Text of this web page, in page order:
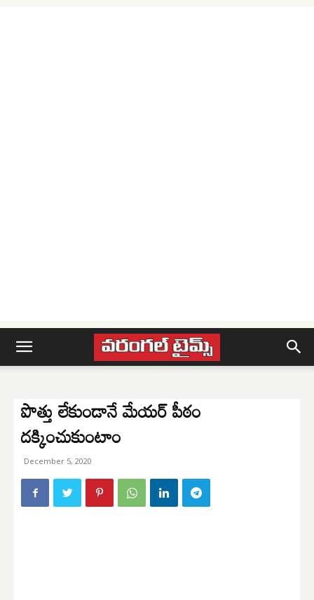
పొత్తు లేకుండానే మేయర్ పీఠం
దక్కించుకుంటాం
December 5, 2020